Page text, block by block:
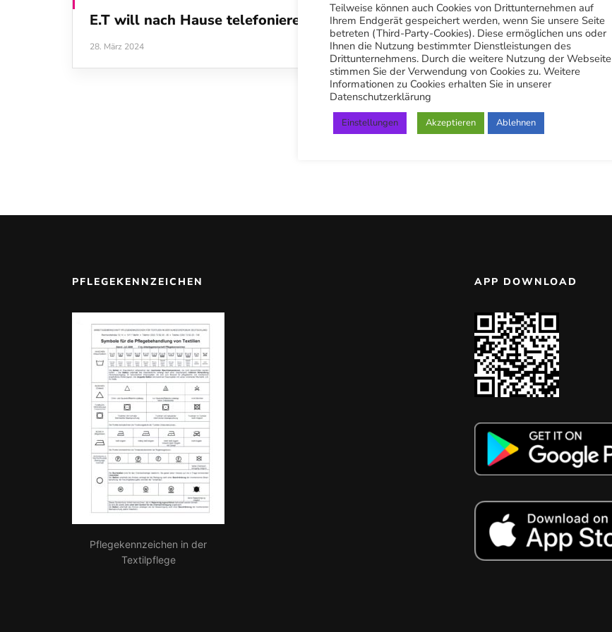
E.T will nach Hause telefonieren
28. März 2024
PFLEGEKENNZEICHEN
Pflegekennzeichen in der
Textilpflege
APP DOWNLOAD
Teilweise können auch Cookies von Drittunternehmen auf
Ihrem Endgerät gespeichert werden, wenn Sie unsere Seite
betreten (Third-Party-Cookies). Diese ermöglichen uns oder
Ihnen die Nutzung bestimmter Dienstleistungen des
Drittunternehmens. Durch die weitere Nutzung der Webseite
stimmen Sie der Verwendung von Cookies zu. Weitere
Informationen zu Cookies erhalten Sie in unserer
Datenschutzerklärung
Einstellungen Akzeptieren Ablehnen